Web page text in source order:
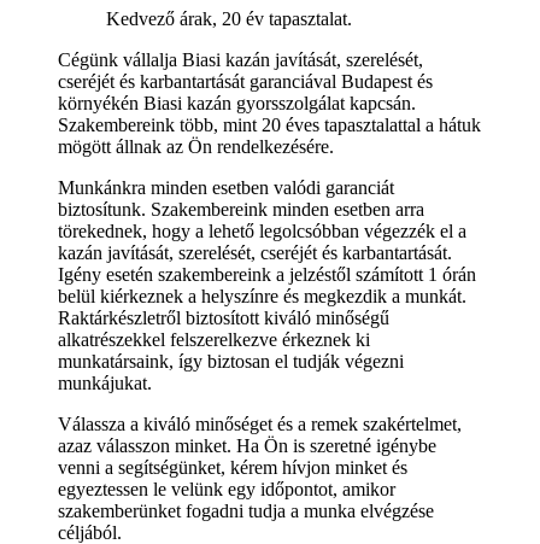
Kedvező árak, 20 év tapasztalat.
Cégünk vállalja Biasi kazán javítását, szerelését,
cseréjét és karbantartását garanciával Budapest és
környékén Biasi kazán gyorsszolgálat kapcsán.
Szakembereink több, mint 20 éves tapasztalattal a hátuk
mögött állnak az Ön rendelkezésére.
Munkánkra minden esetben valódi garanciát
biztosítunk. Szakembereink minden esetben arra
törekednek, hogy a lehető legolcsóbban végezzék el a
kazán javítását, szerelését, cseréjét és karbantartását.
Igény esetén szakembereink a jelzéstől számított 1 órán
belül kiérkeznek a helyszínre és megkezdik a munkát.
Raktárkészletről biztosított kiváló minőségű
alkatrészekkel felszerelkezve érkeznek ki
munkatársaink, így biztosan el tudják végezni
munkájukat.
Válassza a kiváló minőséget és a remek szakértelmet,
azaz válasszon minket. Ha Ön is szeretné igénybe
venni a segítségünket, kérem hívjon minket és
egyeztessen le velünk egy időpontot, amikor
szakemberünket fogadni tudja a munka elvégzése
céljából.